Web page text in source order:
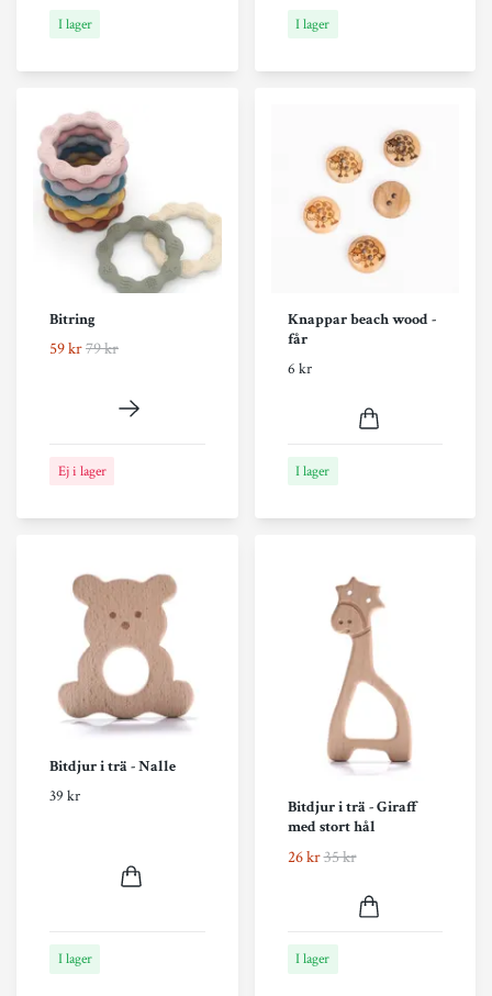
I lager I lager
Bitring
59 kr79 kr
Ej i lager
Knappar beach wood -
får
6 kr
I lager
Bitdjur i trä - Nalle
39 kr
I lager
Bitdjur i trä - Giraff
med stort hål
26 kr35 kr
I lager